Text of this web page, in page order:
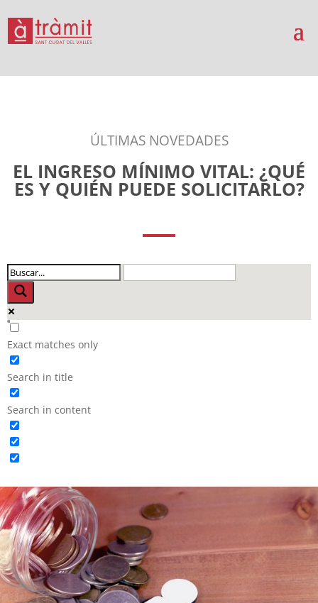
ÚLTIMAS NOVEDADES
EL INGRESO MÍNIMO VITAL: ¿QUÉ
ES Y QUIÉN PUEDE SOLICITARLO?
Exact matches only
Search in title
Search in content